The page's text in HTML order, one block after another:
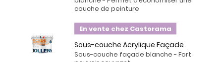
couche de peinture
En vente chez Castorama
Sous-couche Acrylique Façade
Sous-couche façade blanche - Fort